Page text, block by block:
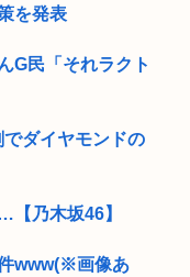
を発表
G民「それラクト
ダイヤモンドの
【乃木坂46】
件www(※画像あ